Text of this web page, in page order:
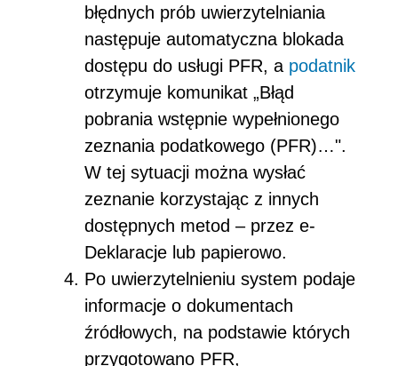
błędnych prób uwierzytelniania
następuje automatyczna blokada
dostępu do usługi PFR, a podatnik
otrzymuje komunikat „Błąd
pobrania wstępnie wypełnionego
zeznania podatkowego (PFR)…".
W tej sytuacji można wysłać
zeznanie korzystając z innych
dostępnych metod – przez e-
Deklaracje lub papierowo.
Po uwierzytelnieniu system podaje
informacje o dokumentach
źródłowych, na podstawie których
przygotowano PFR,